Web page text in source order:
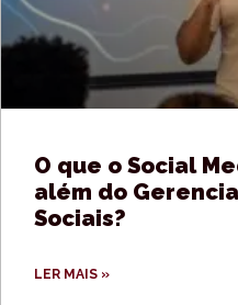
O que o Social
além do
Sociais?
LER MAIS »